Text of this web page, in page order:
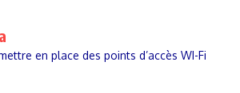
en place des points d’accès WI-Fi